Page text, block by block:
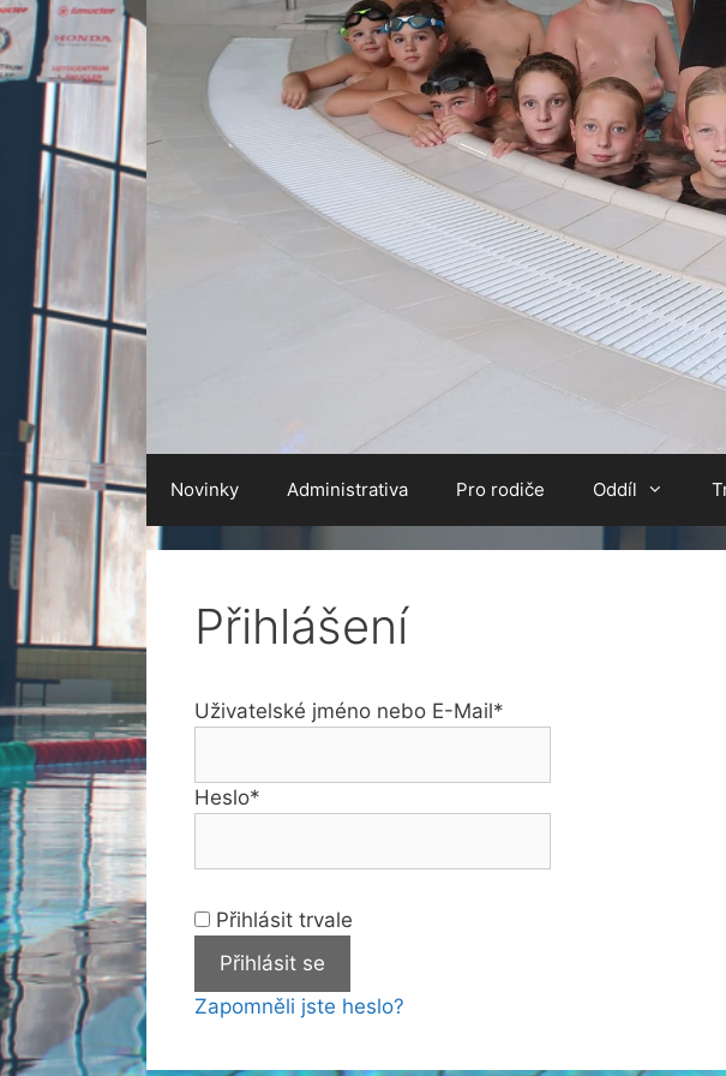
Novinky Administrativa Pro rodiče Oddíl
Přihlášení
Uživatelské jméno nebo E-Mail*
Heslo*
Přihlásit trvale
Zapomněli jste heslo?